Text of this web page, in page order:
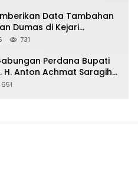
Data Tambahan
di Kejari
731
Perdana Bupati
H. Anton Achmat Saragih
Bangun
651